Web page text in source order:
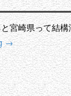
宮崎県って結
→